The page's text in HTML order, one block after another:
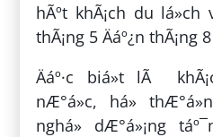
hÃºt khÃ¡ch du
thÃ¡ng 5 Äáº¿n thÃ¡ng 8
Äáº·c biá»t lÃ
nÆ°á»c, há»
nghá» dÆ°á»¡ng